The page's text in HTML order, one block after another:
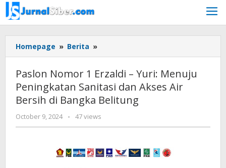
Skip
to
content
Homepage » Berita »
Nomor
Erzaldi
-
Yuri:
Peningkatan
Sanitasi
Akses
Paslon Nomor 1 Erzaldi – Yuri: Menuju
Peningkatan Sanitasi dan Akses Air
Bersih di Bangka Belitung
October 9, 2024
by
Jurnalsiber
- 47 views